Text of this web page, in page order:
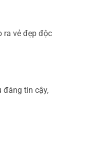
ra vẻ đẹp độc
đáng tin cậy,